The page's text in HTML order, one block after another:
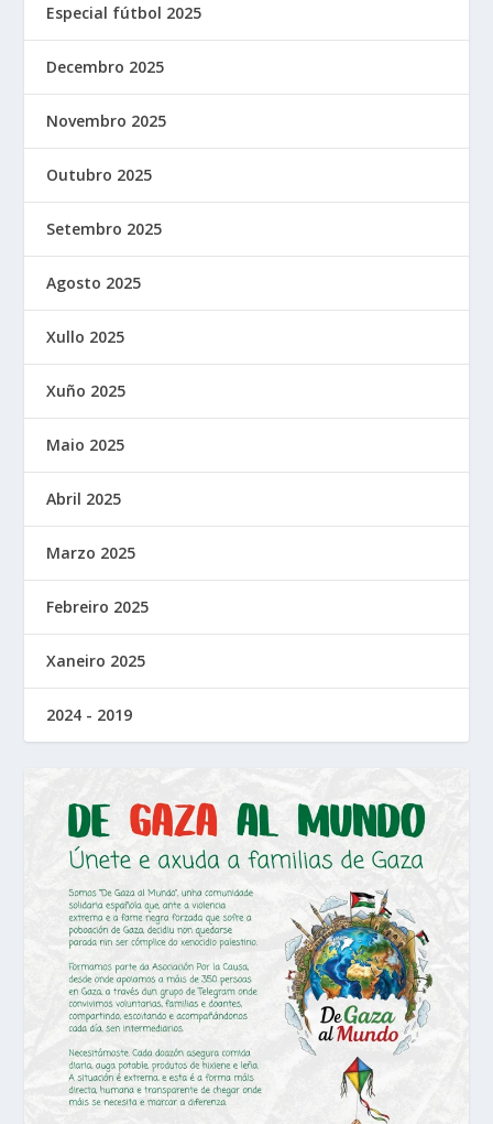
Especial fútbol 2025
Decembro 2025
Novembro 2025
Outubro 2025
Setembro 2025
Agosto 2025
Xullo 2025
Xuño 2025
Maio 2025
Abril 2025
Marzo 2025
Febreiro 2025
Xaneiro 2025
2024 - 2019